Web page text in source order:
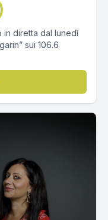
in diretta dal lunedì
sui 106.6